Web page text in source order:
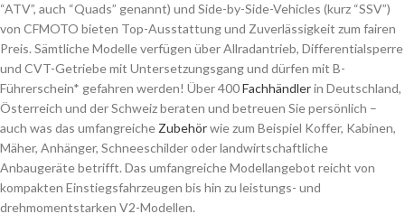
“ATV”, auch “Quads” genannt) und Side-by-Side-Vehicles (kurz “SSV”)
von CFMOTO bieten Top-Ausstattung und Zuverlässigkeit zum fairen
Preis. Sämtliche Modelle verfügen über Allradantrieb, Differentialsperre
und CVT-Getriebe mit Untersetzungsgang und dürfen mit B-
Führerschein* gefahren werden! Über 400Fachhändlerin Deutschland,
Österreich und der Schweiz beraten und betreuen Sie persönlich –
auch was das umfangreicheZubehörwie zum Beispiel Koffer, Kabinen,
Mäher, Anhänger, Schneeschilder oder landwirtschaftliche
Anbaugeräte betrifft. Das umfangreiche Modellangebot reicht von
kompakten Einstiegsfahrzeugen bis hin zu leistungs- und
drehmomentstarken V2-Modellen.